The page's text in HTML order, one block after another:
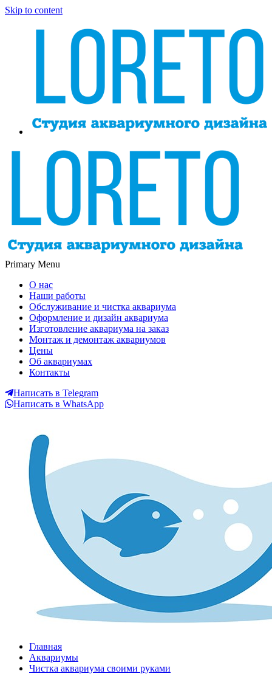
Skip to content
LORETO Аквариумы в
Екатеринбурге
Primary Menu
О нас
Наши работы
Обслуживание и чистка аквариума
Оформление и дизайн аквариума
Изготовление аквариума на заказ
Монтаж и демонтаж аквариумов
Цены
Об аквариумах
Контакты
Написать в Telegram
Написать в WhatsApp
Главная
Аквариумы
Чистка аквариума своими руками